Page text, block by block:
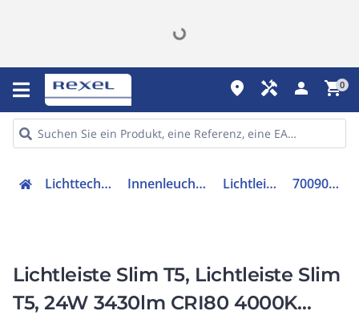
place handyman person shopping_cart0
Lichttechnik Innenleuchten Lichtleiste 7009006
Lichtleiste Slim T5, Lichtleiste Slim
T5, 24W 3430lm CRI80 4000K